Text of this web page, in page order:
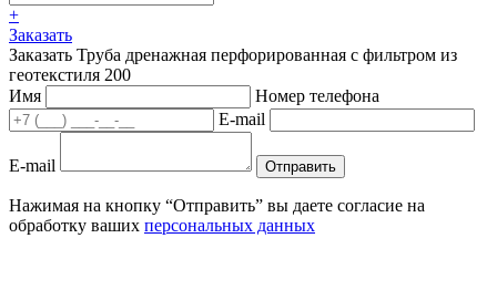
+
Заказать
Заказать Труба дренажная перфорированная с фильтром из
геотекстиля 200
Имя
Номер телефона
E-mail
E-mail Отправить
Нажимая на кнопку “Отправить” вы даете согласие на
обработку ваших персональных данных